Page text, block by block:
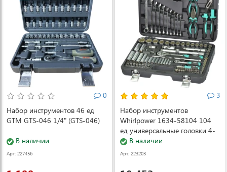
0
Набор инструментов 46 ед
GTM GTS-046 1/4" (GTS-046)
В наличии
Арт: 227456
3
Набор инструментов
Whirlpower 1634-58104 104
ед универсальные головки 4-
32 ммВ наличии
Арт: 223203